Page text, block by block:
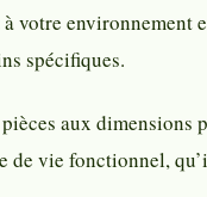
votre
spécifiques.
aux dimensions
vie fonctionnel,